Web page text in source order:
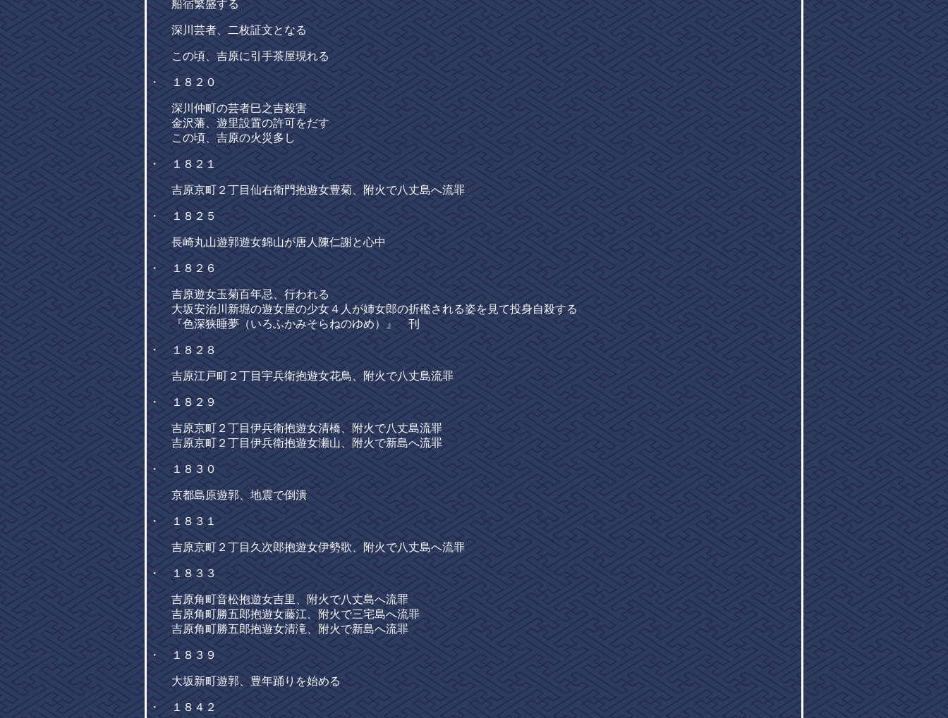
船宿繁盛する
深川芸者、二枚証文となる
この頃、吉原に引手茶屋現れる
・ １８２０
深川仲町の芸者巳之吉殺害
金沢藩、遊里設置の許可をだす
この頃、吉原の火災多し
・ １８２１
吉原京町２丁目仙右衛門抱遊女豊菊、附火で八丈島へ流罪
・ １８２５
長崎丸山遊郭遊女錦山が唐人陳仁謝と心中
・ １８２６
吉原遊女玉菊百年忌、行われる
大坂安治川新堀の遊女屋の少女４人が姉女郎の折檻される姿を見て投身自殺する
『色深狭睡夢（いろふかみそらねのゆめ）』 刊
・ １８２８
吉原江戸町２丁目宇兵衛抱遊女花鳥、附火で八丈島流罪
・ １８２９
吉原京町２丁目伊兵衛抱遊女清橋、附火で八丈島流罪
吉原京町２丁目伊兵衛抱遊女瀬山、附火で新島へ流罪
・ １８３０
京都島原遊郭、地震で倒潰
・ １８３１
吉原京町２丁目久次郎抱遊女伊勢歌、附火で八丈島へ流罪
・ １８３３
吉原角町音松抱遊女吉里、附火で八丈島へ流罪
吉原角町勝五郎抱遊女藤江、附火で三宅島へ流罪
吉原角町勝五郎抱遊女清滝、附火で新島へ流罪
・ １８３９
大坂新町遊郭、豊年踊りを始める
・ １８４２